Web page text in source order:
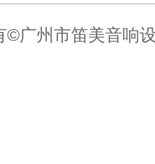
©广州市笛美音响